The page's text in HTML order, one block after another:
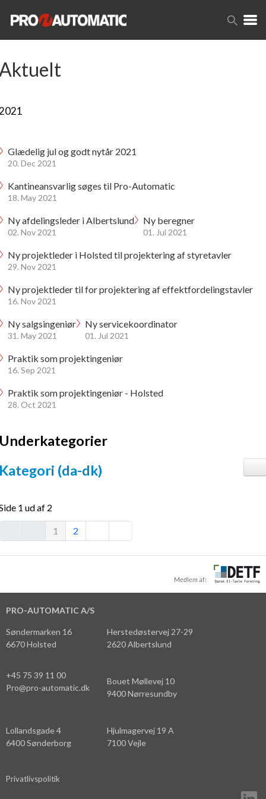
Glædelig jul og godt nytår 2021
20. Dec 2021
Kantineansvarlig søges til Pro-Automatic
18. May 2021
Ny afdelingsleder i Albertslund
02. Nov 2021
Ny beregner
01. Jul 2021
Ny projektleder i Holsted til projektering af styretavler
29. Nov 2021
Ny projektleder til for projektering af effektfordelingstavler
16. Nov 2021
Ny salgsingeniør
31. May 2021
Ny servicekoordinator
01. Jul 2021
Praktik som projektingeniør
16. Sep 2021
Praktik som projektingeniør - Holsted
28. Oct 2021
(da-dk)
1 ud af 2
1 2
PRO-AUTOMATIC A/S
Søndermarken 16
6670 Holsted
+45 75 39 11 00
Pro@pro-automatic.dk
Herstedøstervej 27-29
2620 Albertslund
Bouet Møllevej 10
9400 Nørresundby
Lollandsgade 4
6400 Sønderborg
Hjulmagervej 19 A
7100 Vejle
Privatlivspolitik